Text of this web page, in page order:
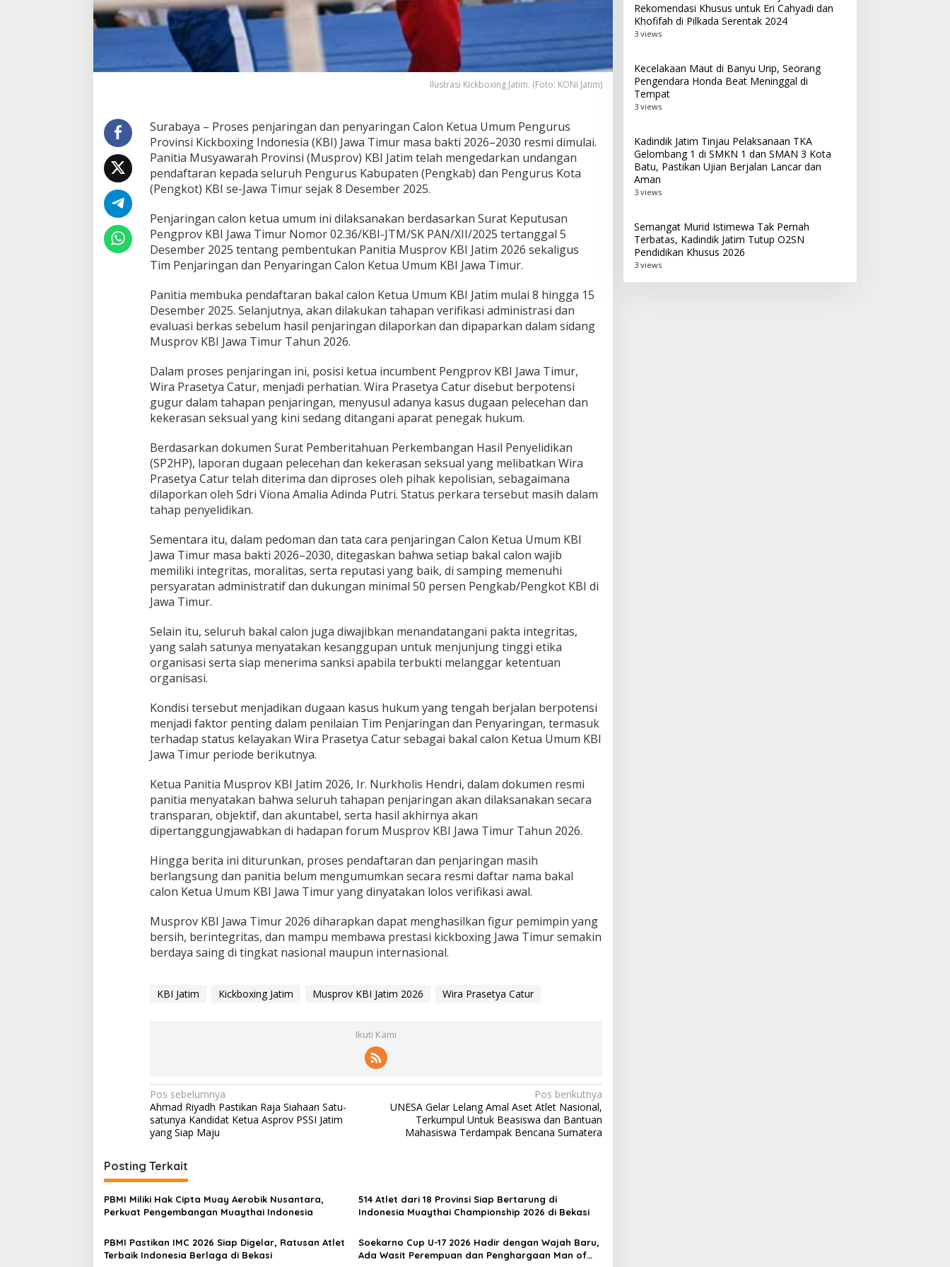
i
m
i
s
i
I
n
c
m
b
e
n
t
i
r
a
P
r
s
e
t
y
a
a
t
u
r
T
e
a
n
c
a
m
G
g
u
r
Ilustrasi Kickboxing Jatim. (Foto: KONI Jatim)
Surabaya – Proses penjaringan dan penyaringan Calon Ketua Umum Pengurus
Provinsi Kickboxing Indonesia (KBI) Jawa Timur masa bakti 2026–2030 resmi dimulai.
Panitia Musyawarah Provinsi (Musprov) KBI Jatim telah mengedarkan undangan
pendaftaran kepada seluruh Pengurus Kabupaten (Pengkab) dan Pengurus Kota
(Pengkot) KBI se-Jawa Timur sejak 8 Desember 2025.
Penjaringan calon ketua umum ini dilaksanakan berdasarkan Surat Keputusan
Pengprov KBI Jawa Timur Nomor 02.36/KBI-JTM/SK PAN/XII/2025 tertanggal 5
Desember 2025 tentang pembentukan Panitia Musprov KBI Jatim 2026 sekaligus
Tim Penjaringan dan Penyaringan Calon Ketua Umum KBI Jawa Timur.
Panitia membuka pendaftaran bakal calon Ketua Umum KBI Jatim mulai 8 hingga 15
Desember 2025. Selanjutnya, akan dilakukan tahapan verifikasi administrasi dan
evaluasi berkas sebelum hasil penjaringan dilaporkan dan dipaparkan dalam sidang
Musprov KBI Jawa Timur Tahun 2026.
Dalam proses penjaringan ini, posisi ketua incumbent Pengprov KBI Jawa Timur,
Wira Prasetya Catur, menjadi perhatian. Wira Prasetya Catur disebut berpotensi
gugur dalam tahapan penjaringan, menyusul adanya kasus dugaan pelecehan dan
kekerasan seksual yang kini sedang ditangani aparat penegak hukum.
Berdasarkan dokumen Surat Pemberitahuan Perkembangan Hasil Penyelidikan
(SP2HP), laporan dugaan pelecehan dan kekerasan seksual yang melibatkan Wira
Prasetya Catur telah diterima dan diproses oleh pihak kepolisian, sebagaimana
dilaporkan oleh Sdri Viona Amalia Adinda Putri. Status perkara tersebut masih dalam
tahap penyelidikan.
Sementara itu, dalam pedoman dan tata cara penjaringan Calon Ketua Umum KBI
Jawa Timur masa bakti 2026–2030, ditegaskan bahwa setiap bakal calon wajib
memiliki integritas, moralitas, serta reputasi yang baik, di samping memenuhi
persyaratan administratif dan dukungan minimal 50 persen Pengkab/Pengkot KBI di
Jawa Timur.
Selain itu, seluruh bakal calon juga diwajibkan menandatangani pakta integritas,
yang salah satunya menyatakan kesanggupan untuk menjunjung tinggi etika
organisasi serta siap menerima sanksi apabila terbukti melanggar ketentuan
organisasi.
Kondisi tersebut menjadikan dugaan kasus hukum yang tengah berjalan berpotensi
menjadi faktor penting dalam penilaian Tim Penjaringan dan Penyaringan, termasuk
terhadap status kelayakan Wira Prasetya Catur sebagai bakal calon Ketua Umum KBI
Jawa Timur periode berikutnya.
Ketua Panitia Musprov KBI Jatim 2026, Ir. Nurkholis Hendri, dalam dokumen resmi
panitia menyatakan bahwa seluruh tahapan penjaringan akan dilaksanakan secara
transparan, objektif, dan akuntabel, serta hasil akhirnya akan
dipertanggungjawabkan di hadapan forum Musprov KBI Jawa Timur Tahun 2026.
Hingga berita ini diturunkan, proses pendaftaran dan penjaringan masih
berlangsung dan panitia belum mengumumkan secara resmi daftar nama bakal
calon Ketua Umum KBI Jawa Timur yang dinyatakan lolos verifikasi awal.
Musprov KBI Jawa Timur 2026 diharapkan dapat menghasilkan figur pemimpin yang
bersih, berintegritas, dan mampu membawa prestasi kickboxing Jawa Timur semakin
berdaya saing di tingkat nasional maupun internasional.
KBI Jatim Kickboxing Jatim Musprov KBI Jatim 2026 Wira Prasetya Catur
Ikuti Kami
N
a
v
i
g
a
s
i
p
Pos sebelumnya
Ahmad Riyadh Pastikan Raja Siahaan Satu-
satunya Kandidat Ketua Asprov PSSI Jatim
yang Siap Maju
Pos berikutnya
UNESA Gelar Lelang Amal Aset Atlet Nasional,
Terkumpul Untuk Beasiswa dan Bantuan
Mahasiswa Terdampak Bencana Sumatera
Posting Terkait
PBMI Miliki Hak Cipta Muay Aerobik Nusantara,
Perkuat Pengembangan Muaythai Indonesia
514 Atlet dari 18 Provinsi Siap Bertarung di
Indonesia Muaythai Championship 2026 di Bekasi
PBMI Pastikan IMC 2026 Siap Digelar, Ratusan Atlet
Terbaik Indonesia Berlaga di Bekasi
Soekarno Cup U-17 2026 Hadir dengan Wajah Baru,
Ada Wasit Perempuan dan Penghargaan Man of
Rekomendasi Khusus untuk Eri Cahyadi dan
Khofifah di Pilkada Serentak 2024
3 views
Kecelakaan Maut di Banyu Urip, Seorang
Pengendara Honda Beat Meninggal di
Tempat
3 views
Kadindik Jatim Tinjau Pelaksanaan TKA
Gelombang 1 di SMKN 1 dan SMAN 3 Kota
Batu, Pastikan Ujian Berjalan Lancar dan
Aman
3 views
Semangat Murid Istimewa Tak Pernah
Terbatas, Kadindik Jatim Tutup O2SN
Pendidikan Khusus 2026
3 views